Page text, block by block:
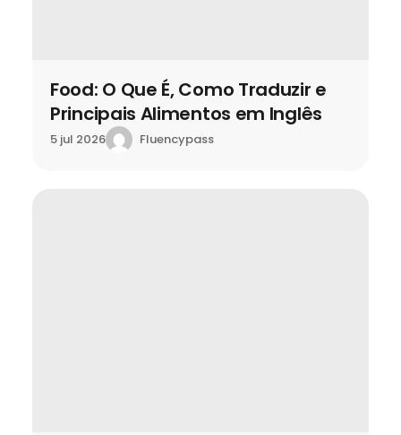
Food: O Que É, Como Traduzir e
Principais Alimentos em Inglês
5 jul 2026 Fluencypass